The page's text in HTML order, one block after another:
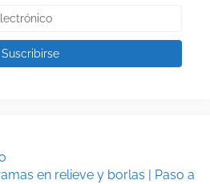
en relieve y borlas | Paso a